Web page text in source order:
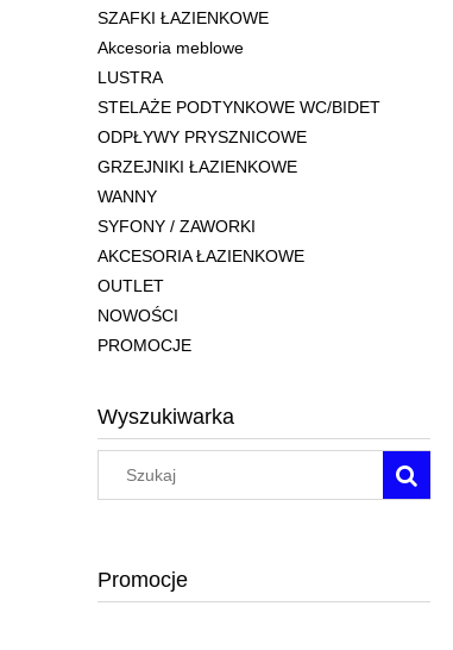
SZAFKI ŁAZIENKOWE
Akcesoria meblowe
LUSTRA
STELAŻE PODTYNKOWE WC/BIDET
ODPŁYWY PRYSZNICOWE
GRZEJNIKI ŁAZIENKOWE
WANNY
SYFONY / ZAWORKI
AKCESORIA ŁAZIENKOWE
OUTLET
NOWOŚCI
PROMOCJE
Wyszukiwarka
Promocje